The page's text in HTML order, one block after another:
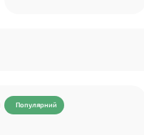
Популярний